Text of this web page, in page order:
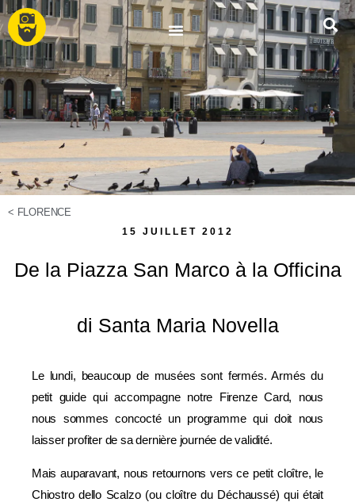
< FLORENCE
15 JUILLET 2012
De la Piazza San Marco à la Officina
di Santa Maria Novella
Le lundi, beaucoup de musées sont fermés. Armés du
petit guide qui accompagne notre Firenze Card, nous
nous sommes concocté un programme qui doit nous
laisser profiter de sa dernière journée de validité.
Mais auparavant, nous retournons vers ce petit cloître, le
Chiostro dello Scalzo (ou cloître du Déchaussé) qui était